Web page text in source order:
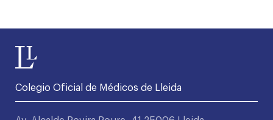
Colegio Oficial de Médicos de Lleida